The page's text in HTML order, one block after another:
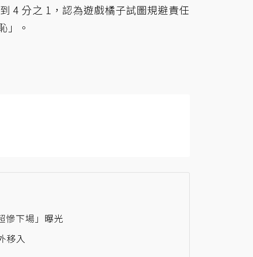
4 分之 1，認為遊戲橘子試圖規避責任
」。
慘下場」曝光
移入